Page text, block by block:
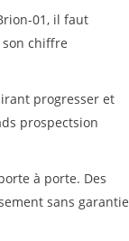
01, il faut
chiffre
progresser et
prospectsion
à porte. Des
sans garantie